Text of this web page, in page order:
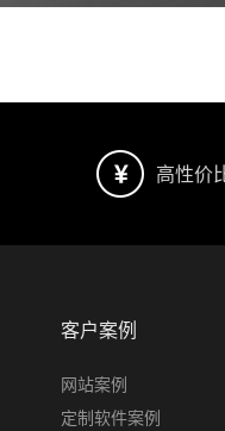
高性价
客户案例
网站案例
定制软件案例